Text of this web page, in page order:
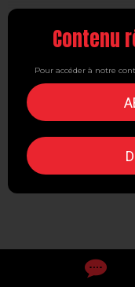
Contenu
Pour accéder à notre